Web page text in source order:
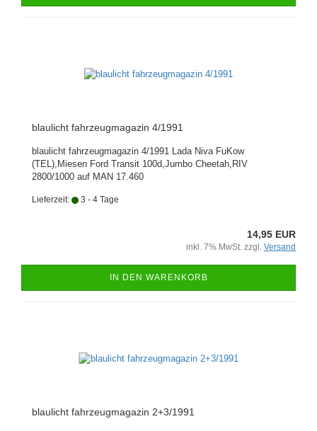
blaulicht fahrzeugmagazin 4/1991
blaulicht fahrzeugmagazin 4/1991 Lada Niva FuKow
(TEL),Miesen Ford Transit 100d,Jumbo Cheetah,RIV
2800/1000 auf MAN 17.460
Lieferzeit: 3 - 4 Tage
14,95 EUR
inkl. 7% MwSt. zzgl. Versand
IN DEN WARENKORB
blaulicht fahrzeugmagazin 2+3/1991